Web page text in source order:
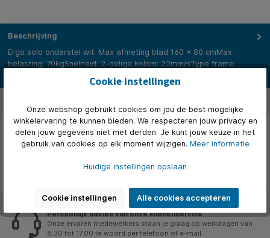
Beschrijving
Ergo solo onderstel wit. Max afmeting blad 160 x 80 cmMax.
belasting: 70kgSnelheid: 2-delige kolom: 22mm/sType frame:
Persoonlijk advies van onze klantenservice
Onze ervaren medewerkers staan je graag op werkdagen van
8.30 tot 17.00 te woord per telefoon of e-mail.
Cookie instellingen
Onze webshop gebruikt cookies om jou de best mogelijke
winkelervaring te kunnen bieden. We respecteren jouw privacy en
delen jouw gegevens niet met derden. Je kunt jouw keuze in het
gebruik van cookies op elk moment wijzigen. Meer informatie
Huidige instellingen opslaan
Cookie instellingen Alle cookies accepteren